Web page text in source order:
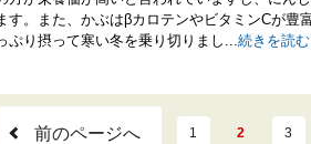
す。また、かぶはβカロテンやビタミンCが豊
ぷり摂って寒い冬を乗り切りまし...続きを読む
前のページへ 1 2 3